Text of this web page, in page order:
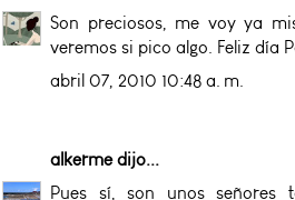
Son preciosos, me voy ya
veremos si pico algo. Feliz día
abril 07, 2010 10:48 a. m.
alkermedijo...
Pues sí, son unos señores